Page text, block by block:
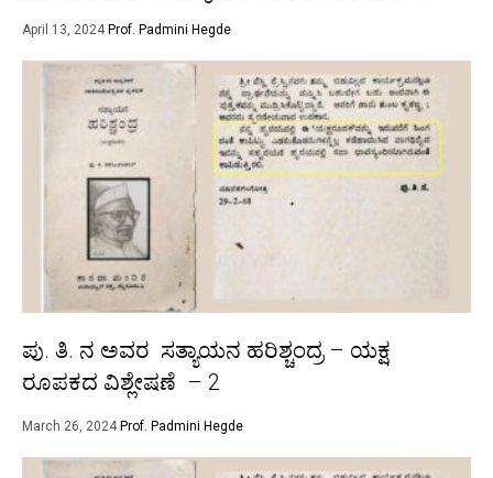
April 13, 2024 Prof. Padmini Hegde
ಪು. ತಿ. ನ ಅವರ ಸತ್ಯಾಯನ ಹರಿಶ್ಚಂದ್ರ – ಯಕ್ಷ
ರೂಪಕದ ವಿಶ್ಲೇಷಣೆ – 2
March 26, 2024 Prof. Padmini Hegde